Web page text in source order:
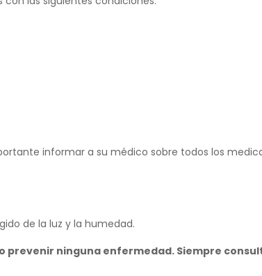
informar a su médico sobre todos los
de la luz y la humedad.
ninguna enfermedad. Siempre